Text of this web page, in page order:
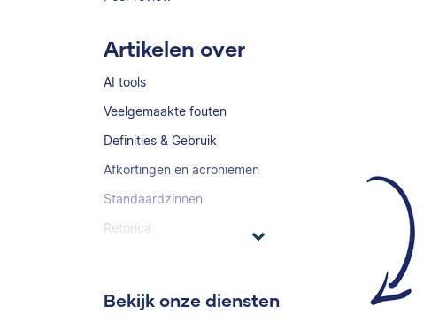
Artikelen over
AI tools
Veelgemaakte fouten
Definities & Gebruik
Afkortingen en acroniemen
Standaardzinnen
Retorica
Bekijk onze diensten